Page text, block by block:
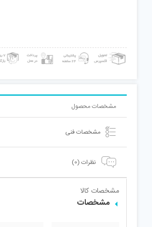
عدد
مشخصات محصول
مشخصات فنی
نظرات (0)
مشخصات کالا
مشخصات